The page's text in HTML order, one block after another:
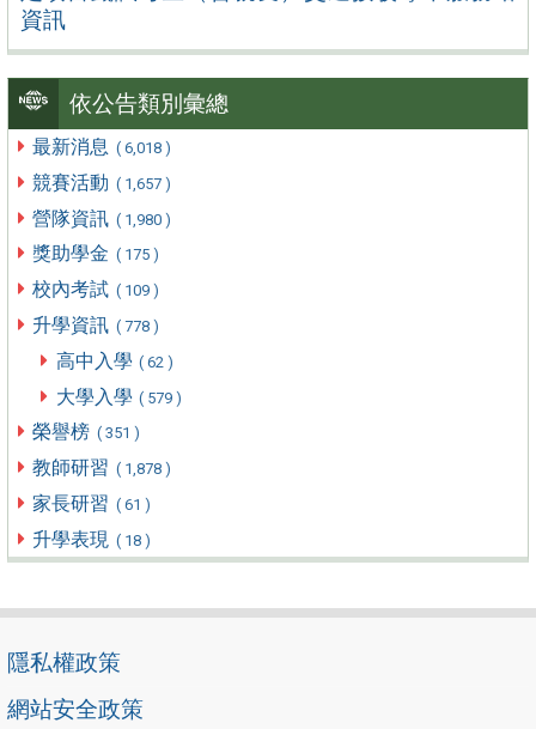
資訊
依公告類別彙總
最新消息 ( 6,018 )
競賽活動 ( 1,657 )
營隊資訊 ( 1,980 )
獎助學金 ( 175 )
校內考試 ( 109 )
升學資訊 ( 778 )
高中入學 ( 62 )
大學入學 ( 579 )
榮譽榜 ( 351 )
教師研習 ( 1,878 )
家長研習 ( 61 )
升學表現 ( 18 )
隱私權政策
網站安全政策